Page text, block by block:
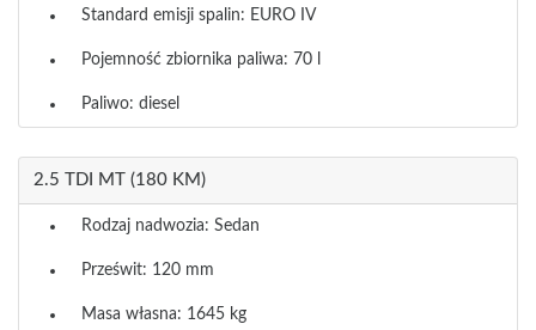
Standard emisji spalin: EURO IV
Pojemność zbiornika paliwa: 70 l
Paliwo: diesel
2.5 TDI MT (180 KM)
Rodzaj nadwozia: Sedan
Prześwit: 120 mm
Masa własna: 1645 kg